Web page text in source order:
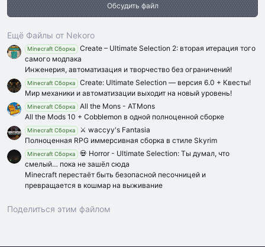
Обсудить файл
Ещё Файлы от Nekoro
Minecraft Сборка
Create – Ultimate Selection 2: вторая итерация того
самого модпака
Инженерия, автоматизация и творчество без ограничений!
Minecraft Сборка
Create: Ultimate Selection — версия 6.0 + Квесты!
Мир механики и автоматизации выходит на новый уровень!
Minecraft Сборка
All the Mons - ATMons
All the Mods 10 + Cobblemon в одной полноценной сборке
Minecraft Сборка
⚔️ waccyy's Fantasia
Полноценная RPG иммерсивная сборка в стиле Skyrim
Minecraft Сборка
💀 Horror - Ultimate Selection: Ты думал, что
смелый… пока не зашёл сюда
Minecraft перестаёт быть безопасной песочницей и
превращается в кошмар на выживание
Поделиться этим файлом